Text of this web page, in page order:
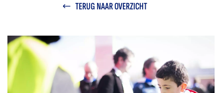
TERUG NAAR OVERZICHT